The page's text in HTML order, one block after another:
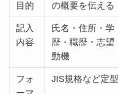
目的
の概要を伝える
記入
内容
氏名・住所・学
歴・職歴・志望
動機
フォ
JIS規格など定型